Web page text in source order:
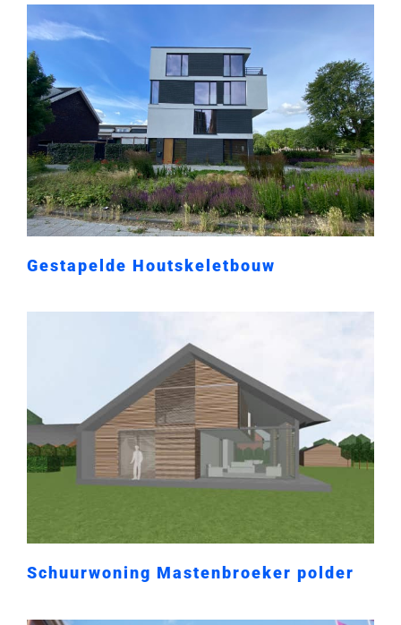
Gestapelde Houtskeletbouw
Schuurwoning Mastenbroeker polder